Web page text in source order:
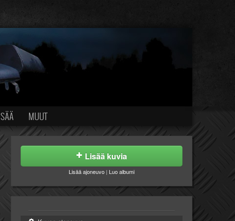
SÄÄ MUUT
Lisää kuvia
Lisää ajoneuvo | Luo albumi